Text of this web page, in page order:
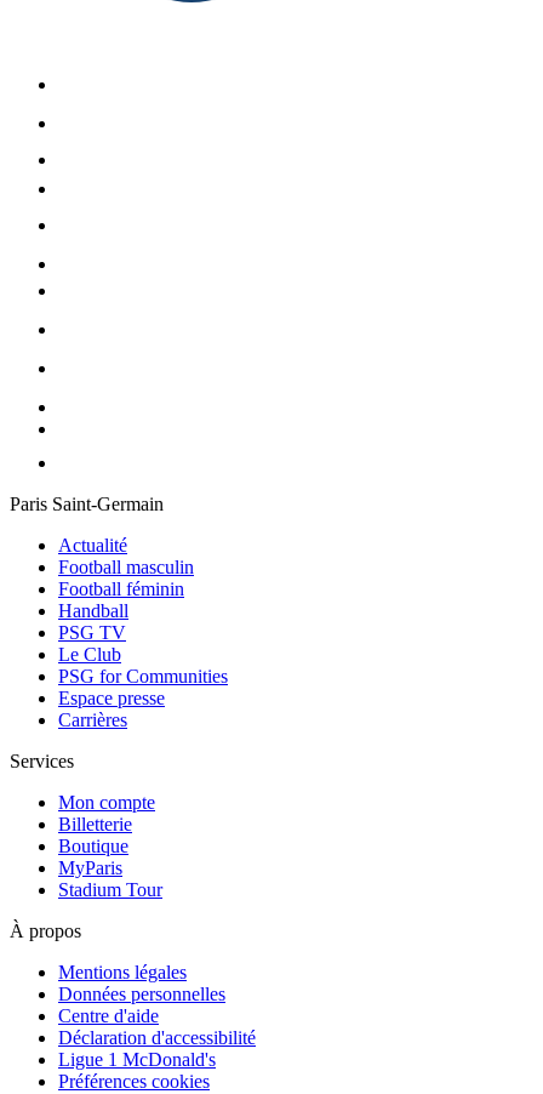
Paris Saint-Germain
Actualité
Football masculin
Football féminin
Handball
PSG TV
Le Club
PSG for Communities
Espace presse
Carrières
Services
Mon compte
Billetterie
Boutique
MyParis
Stadium Tour
À propos
Mentions légales
Données personnelles
Centre d'aide
Déclaration d'accessibilité
Ligue 1 McDonald's
Préférences cookies